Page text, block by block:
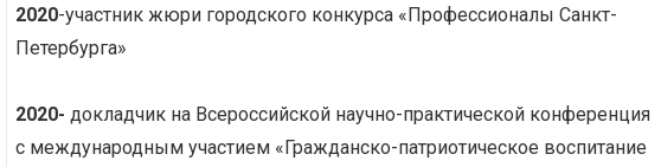
2020-участник жюри городского конкурса «Профессионалы Санкт-
Петербурга»
2020- докладчик на Всероссийской научно-практической конференция
с международным участием «Гражданско-патриотическое воспитание